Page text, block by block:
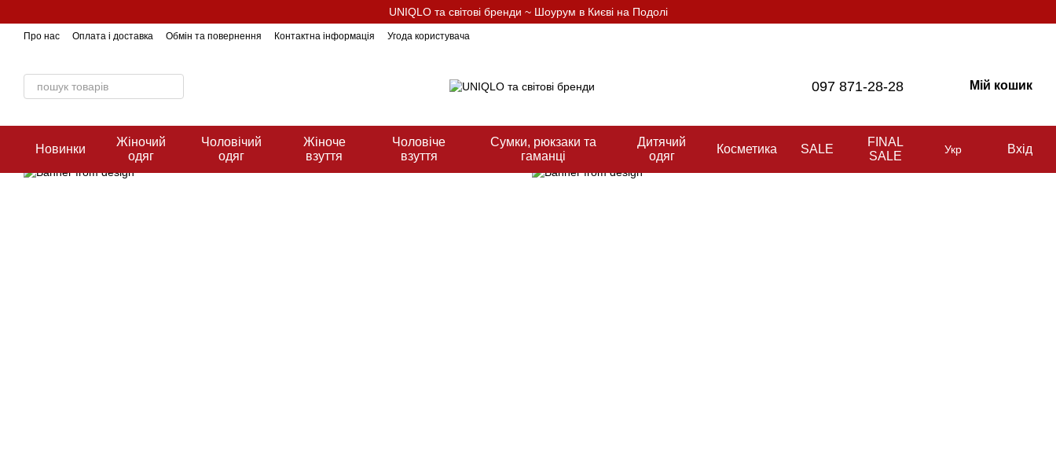
UNIQLO та світові бренди ~ Шоурум в Києві на Подолі
Про нас Оплата і доставка Обмін та повернення Контактна інформація Угода користувача
097 871-28-28 Мій кошик
Новинки
Жіночий
одяг
Чоловічий
одяг
Жіноче
взуття
Чоловіче
взуття
Сумки, рюкзаки та
гаманці
Дитячий
одяг
Косметика SALE
FINAL
SALE
Укр Вхід